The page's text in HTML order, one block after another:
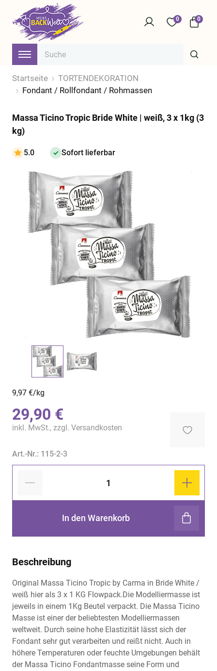
0 0
Startseite
TORTENDEKORATION
Fondant / Rollfondant / Rohmassen
Massa Ticino Tropic Bride White | weiß, 3 x 1kg (3
kg)
5.0 Sofort lieferbar
9,97 €/kg
29,90 €
inkl. MwSt., zzgl. Versandkosten
Art.-Nr.: 115-2-3
In den Warenkorb
Beschreibung
Original Massa Ticino Tropic by Carma in Bride White /
weiß hier als 3 x 1 KG Flowpack.Die Modelliermasse ist
jeweils in einem 1Kg Beutel verpackt. Die Massa Ticino
Masse ist einer der beliebtesten Modelliermassen
weltweit. Durch seine hohe Elastizität lässt sich der
Fondant sehr gut verarbeiten und reißt nicht. Auch in
höhere Temperaturen oder feuchte Umgebungen behält
der Massa Ticino Fondantmasse seine Form und